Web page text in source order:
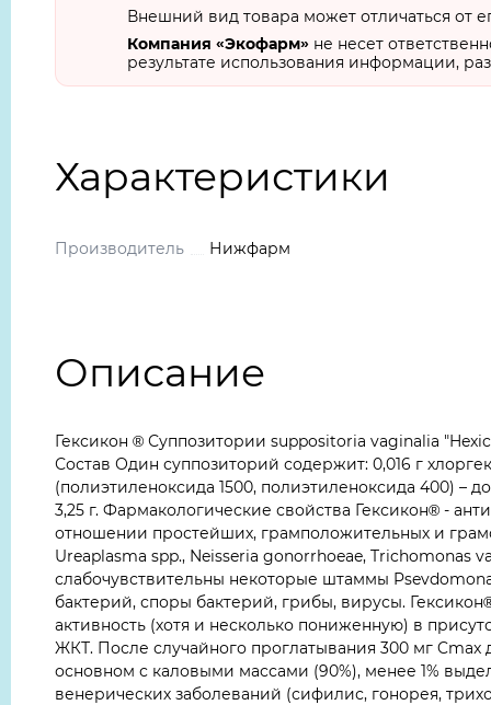
Внешний вид товара может отличаться от
Компания «Экофарм» не несет
результате использования информации,
Характеристики
Производитель Нижфарм
Описание
Гексикон ® Суппозитории suppositoria vaginalia
Состав Один суппозиторий содержит: 0,016 г
(полиэтиленоксида 1500, полиэтиленоксида 400) –
3,25 г. Фармакологические свойства Гексикон® -
отношении простейших, грамположительных и
Ureaplasma spp., Neisseria gonorrhoeae, Trichomonas
слабочувствительны некоторые штаммы
бактерий, споры бактерий, грибы, вирусы.
активность (хотя и несколько пониженную) в
ЖКТ. После случайного проглатывания 300 мг Cmax
основном с каловыми массами (90%), менее 1%
венерических заболеваний (сифилис, гонорея,